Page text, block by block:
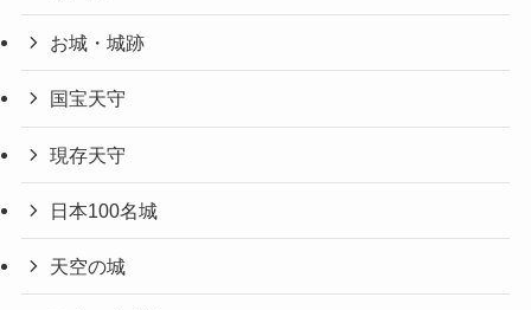
お城・城跡
国宝天守
現存天守
日本100名城
天空の城